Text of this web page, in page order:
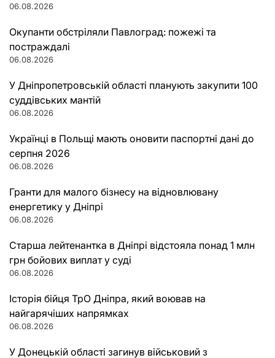
06.08.2026
Окупанти обстріляли Павлоград: пожежі та
постраждалі
06.08.2026
У Дніпропетровській області планують закупити 100
суддівських мантій
06.08.2026
Українці в Польщі мають оновити паспортні дані до
серпня 2026
06.08.2026
Гранти для малого бізнесу на відновлювану
енергетику у Дніпрі
06.08.2026
Старша лейтенантка в Дніпрі відстояла понад 1 млн
грн бойових виплат у суді
06.08.2026
Історія бійця ТрО Дніпра, який воював на
найгарячіших напрямках
06.08.2026
У Донецькій області загинув військовий з